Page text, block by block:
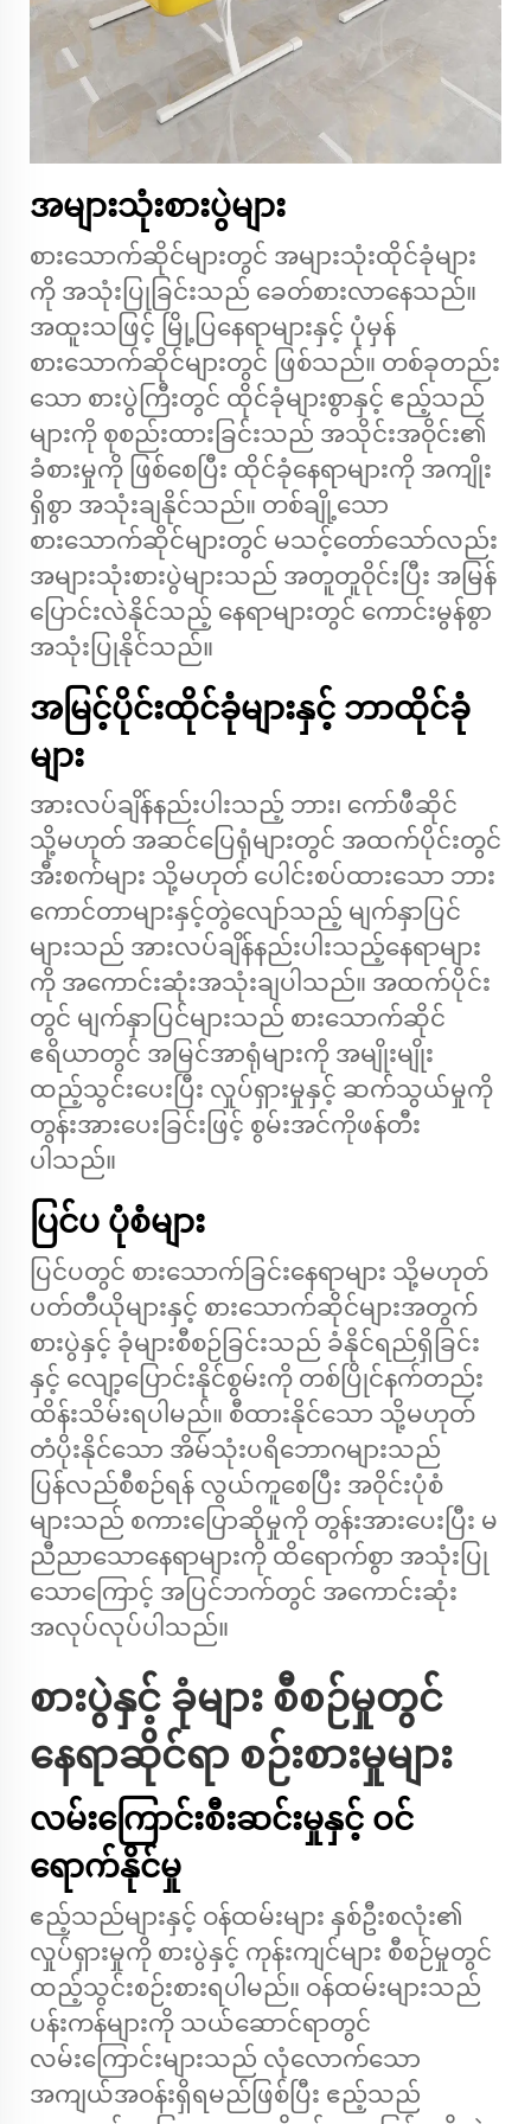
အများသုံးစားပွဲများ
စားသောက်ဆိုင်များတွင် အများသုံးထိုင်ခုံများ
ကို အသုံးပြုခြင်းသည် ခေတ်စားလာနေသည်။
အထူးသဖြင့် မြို့ပြနေရာများနှင့် ပုံမှန်
စားသောက်ဆိုင်များတွင် ဖြစ်သည်။ တစ်ခုတည်း
သော စားပွဲကြီးတွင် ထိုင်ခုံများစွာနှင့် ဧည့်သည်
များကို စုစည်းထားခြင်းသည် အသိုင်းအဝိုင်း၏
ခံစားမှုကို ဖြစ်စေပြီး ထိုင်ခုံနေရာများကို အကျိုး
ရှိစွာ အသုံးချနိုင်သည်။ တစ်ချို့သော
စားသောက်ဆိုင်များတွင် မသင့်တော်သော်လည်း
အများသုံးစားပွဲများသည် အတူတူဝိုင်းပြီး အမြန်
ပြောင်းလဲနိုင်သည့် နေရာများတွင် ကောင်းမွန်စွာ
အသုံးပြုနိုင်သည်။
အမြင့်ပိုင်းထိုင်ခုံများနှင့် ဘာထိုင်ခုံ
များ
အားလပ်ချိန်နည်းပါးသည့် ဘား၊ ကော်ဖီဆိုင်
သို့မဟုတ် အဆင်ပြေရုံများတွင် အထက်ပိုင်းတွင်
အီးစက်များ သို့မဟုတ် ပေါင်းစပ်ထားသော ဘား
ကောင်တာများနှင့်တွဲလျော်သည့် မျက်နှာပြင်
များသည် အားလပ်ချိန်နည်းပါးသည့်နေရာများ
ကို အကောင်းဆုံးအသုံးချပါသည်။ အထက်ပိုင်း
တွင် မျက်နှာပြင်များသည် စားသောက်ဆိုင်
ဧရိယာတွင် အမြင်အာရုံများကို အမျိုးမျိုး
ထည့်သွင်းပေးပြီး လှုပ်ရှားမှုနှင့် ဆက်သွယ်မှုကို
တွန်းအားပေးခြင်းဖြင့် စွမ်းအင်ကိုဖန်တီး
ပါသည်။
ပြင်ပ ပုံစံများ
ပြင်ပတွင် စားသောက်ခြင်းနေရာများ သို့မဟုတ်
ပတ်တီယိုများနှင့် စားသောက်ဆိုင်များအတွက်
စားပွဲနှင့် ခုံများစီစဉ်ခြင်းသည် ခံနိုင်ရည်ရှိခြင်း
နှင့် လျော့ပြောင်းနိုင်စွမ်းကို တစ်ပြိုင်နက်တည်း
ထိန်းသိမ်းရပါမည်။ စီထားနိုင်သော သို့မဟုတ်
တံပိုးနိုင်သော အိမ်သုံးပရိဘောဂများသည်
ပြန်လည်စီစဉ်ရန် လွယ်ကူစေပြီး အဝိုင်းပုံစံ
များသည် စကားပြောဆိုမှုကို တွန်းအားပေးပြီး မ
ညီညာသောနေရာများကို ထိရောက်စွာ အသုံးပြု
သောကြောင့် အပြင်ဘက်တွင် အကောင်းဆုံး
အလုပ်လုပ်ပါသည်။
စားပွဲနှင့် ခုံများ စီစဉ်မှုတွင်
နေရာဆိုင်ရာ စဉ်းစားမှုများ
လမ်းကြောင်းစီးဆင်းမှုနှင့် ဝင်
ရောက်နိုင်မှု
ဧည့်သည်များနှင့် ဝန်ထမ်းများ နှစ်ဦးစလုံး၏
လှုပ်ရှားမှုကို စားပွဲနှင့် ကုန်းကျင်များ စီစဉ်မှုတွင်
ထည့်သွင်းစဉ်းစားရပါမည်။ ဝန်ထမ်းများသည်
ပန်းကန်များကို သယ်ဆောင်ရာတွင်
လမ်းကြောင်းများသည် လုံလောက်သော
အကျယ်အဝန်းရှိရမည်ဖြစ်ပြီး ဧည့်သည်